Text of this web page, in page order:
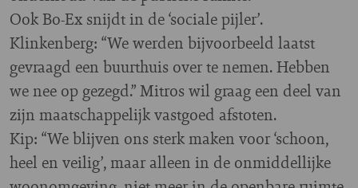
Ook Bo-Ex snijdt in de ‘sociale pijler’.
Klinkenberg: “We werden bijvoorbeeld laatst
gevraagd een buurthuis over te nemen. Hebben
we nee op gezegd.” Mitros wil graag een deel van
zijn maatschappelijk vastgoed afstoten.
Kip: “We blijven ons sterk maken voor ‘schoon,
heel en veilig’, maar alleen in de onmiddellijke